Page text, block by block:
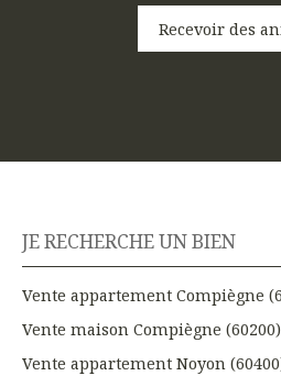
Recevoir des
JE RECHERCHE UN BIEN
Vente appartement Compiègne
Vente maison Compiègne (60200)
Vente appartement Noyon